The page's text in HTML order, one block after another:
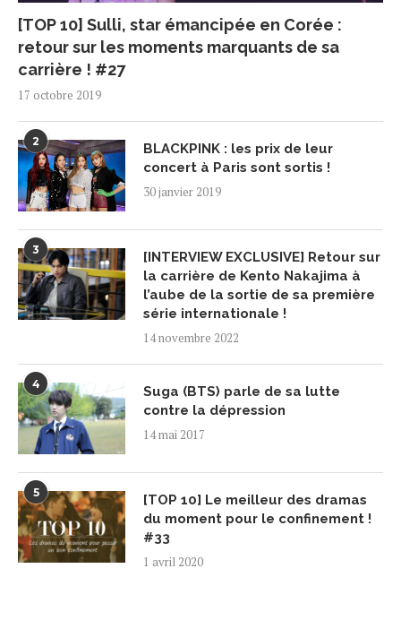
[TOP 10] Sulli, star émancipée en Corée :
retour sur les moments marquants de sa
carrière ! #27
17 octobre 2019
2
BLACKPINK : les prix de leur
concert à Paris sont sortis !
30 janvier 2019
3
[INTERVIEW EXCLUSIVE] Retour sur
la carrière de Kento Nakajima à
l’aube de la sortie de sa première
série internationale !
14 novembre 2022
4
Suga (BTS) parle de sa lutte
contre la dépression
14 mai 2017
5
[TOP 10] Le meilleur des dramas
du moment pour le confinement !
#33
1 avril 2020